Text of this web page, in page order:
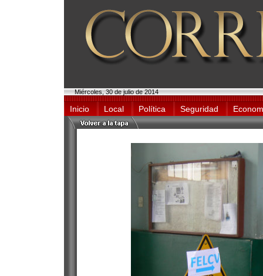
Miércoles, 30 de julio de 2014
Inicio Local Política Seguridad